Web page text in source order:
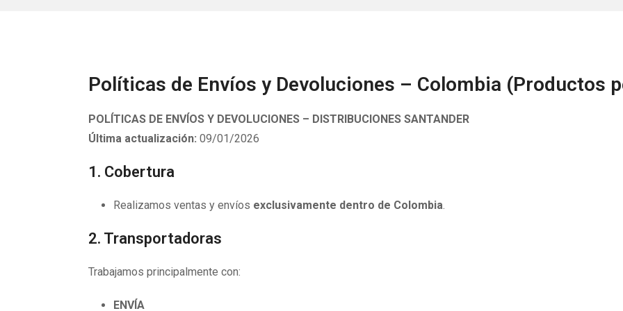
Políticas de Envíos y Devoluciones – Colombia (Productos
POLÍTICAS DE ENVÍOS Y DEVOLUCIONES – DISTRIBUCIONES SANTANDER
Última actualización: 09/01/2026
1. Cobertura
Realizamos ventas y envíos exclusivamente dentro de Colombia.
2. Transportadoras
Trabajamos principalmente con:
ENVÍA